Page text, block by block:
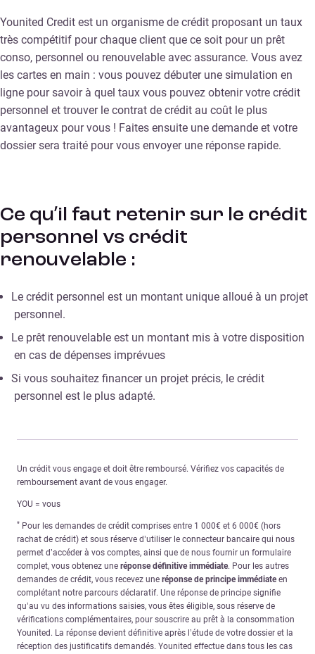
Younited Credit est un organisme de crédit proposant un taux
très compétitif pour chaque client que ce soit pour un prêt
conso, personnel ou renouvelable avec assurance. Vous avez
les cartes en main : vous pouvez débuter une simulation en
ligne pour savoir à quel taux vous pouvez obtenir votre crédit
personnel et trouver le contrat de crédit au coût le plus
avantageux pour vous ! Faites ensuite une demande et votre
dossier sera traité pour vous envoyer une réponse rapide.
Ce qu’il faut retenir sur le crédit
personnel vs crédit
renouvelable :
Le crédit personnel est un montant unique alloué à un projet
personnel.
Le prêt renouvelable est un montant mis à votre disposition
en cas de dépenses imprévues
Si vous souhaitez financer un projet précis, le crédit
personnel est le plus adapté.
Un crédit vous engage et doit être remboursé. Vérifiez vos capacités de
remboursement avant de vous engager.
YOU = vous
* Pour les demandes de crédit comprises entre 1 000€ et 6 000€ (hors
rachat de crédit) et sous réserve d’utiliser le connecteur bancaire qui nous
permet d’accéder à vos comptes, ainsi que de nous fournir un formulaire
complet, vous obtenez une réponse définitive immédiate. Pour les autres
demandes de crédit, vous recevez une réponse de principe immédiateen
complétant notre parcours déclaratif. Une réponse de principe signifie
qu’au vu des informations saisies, vous êtes éligible, sous réserve de
vérifications complémentaires, pour souscrire au prêt à la consommation
Younited. La réponse devient définitive après l’étude de votre dossier et la
réception des justificatifs demandés. Younited effectue dans tous les cas